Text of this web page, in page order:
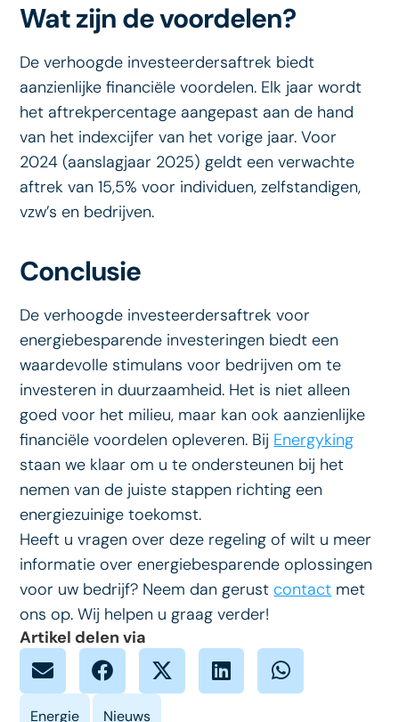
Wat zijn de voordelen?
De verhoogde investeerdersaftrek biedt
aanzienlijke financiële voordelen. Elk jaar wordt
het aftrekpercentage aangepast aan de hand
van het indexcijfer van het vorige jaar. Voor
2024 (aanslagjaar 2025) geldt een verwachte
aftrek van 15,5% voor individuen, zelfstandigen,
vzw’s en bedrijven.
Conclusie
De verhoogde investeerdersaftrek voor
energiebesparende investeringen biedt een
waardevolle stimulans voor bedrijven om te
investeren in duurzaamheid. Het is niet alleen
goed voor het milieu, maar kan ook aanzienlijke
financiële voordelen opleveren. Bij Energyking
staan we klaar om u te ondersteunen bij het
nemen van de juiste stappen richting een
energiezuinige toekomst.
Heeft u vragen over deze regeling of wilt u meer
informatie over energiebesparende oplossingen
voor uw bedrijf? Neem dan gerustcontact met
ons op. Wij helpen u graag verder!
Artikel delen via